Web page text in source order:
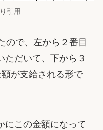
引用
ので、左から２番目
ただいて、下から３
が支給される形で
にこの金額になって